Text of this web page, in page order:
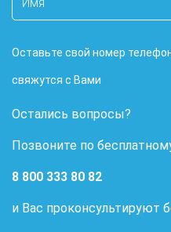
Оставьте свой номер
свяжутся с Вами
Остались вопросы?
Позвоните по
8 800 333 80 82
и Вас проконсультируют